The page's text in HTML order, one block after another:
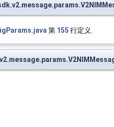
第 155 行定义.